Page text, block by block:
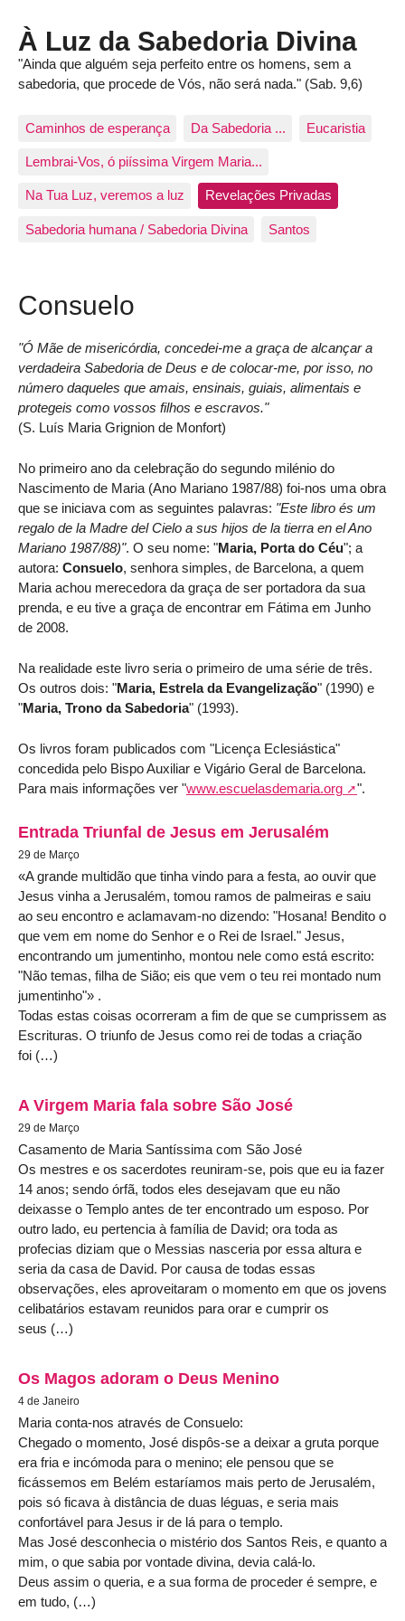
À Luz da Sabedoria Divina
"Ainda que alguém seja perfeito entre os homens, sem a
sabedoria, que procede de Vós, não será nada." (Sab. 9,6)
Caminhos de esperança Da Sabedoria ... Eucaristia
Lembrai-Vos, ó piíssima Virgem Maria...
Na Tua Luz, veremos a luz Revelações Privadas
Sabedoria humana / Sabedoria Divina Santos
Consuelo
"Ó Mãe de misericórdia, concedei-me a graça de alcançar a
verdadeira Sabedoria de Deus e de colocar-me, por isso, no
número daqueles que amais, ensinais, guiais, alimentais e
protegeis como vossos filhos e escravos."
(S. Luís Maria Grignion de Monfort)
No primeiro ano da celebração do segundo milénio do
Nascimento de Maria (Ano Mariano 1987/88) foi-nos uma obra
que se iniciava com as seguintes palavras: "Este libro és um
regalo de la Madre del Cielo a sus hijos de la tierra en el Ano
Mariano 1987/88)". O seu nome: "Maria, Porta do Céu"; a
autora: Consuelo, senhora simples, de Barcelona, a quem
Maria achou merecedora da graça de ser portadora da sua
prenda, e eu tive a graça de encontrar em Fátima em Junho
de 2008.
Na realidade este livro seria o primeiro de uma série de três.
Os outros dois: "Maria, Estrela da Evangelização" (1990) e
"Maria, Trono da Sabedoria" (1993).
Os livros foram publicados com "Licença Eclesiástica"
concedida pelo Bispo Auxiliar e Vigário Geral de Barcelona.
Para mais informações ver "www.escuelasdemaria.org ".
Entrada Triunfal de Jesus em Jerusalém
29 de Março
«A grande multidão que tinha vindo para a festa, ao ouvir que
Jesus vinha a Jerusalém, tomou ramos de palmeiras e saiu
ao seu encontro e aclamavam-no dizendo: "Hosana! Bendito o
que vem em nome do Senhor e o Rei de Israel." Jesus,
encontrando um jumentinho, montou nele como está escrito:
"Não temas, filha de Sião; eis que vem o teu rei montado num
jumentinho"» .
Todas estas coisas ocorreram a fim de que se cumprissem as
Escrituras. O triunfo de Jesus como rei de todas a criação
foi (…)
A Virgem Maria fala sobre São José
29 de Março
Casamento de Maria Santíssima com São José
Os mestres e os sacerdotes reuniram-se, pois que eu ia fazer
14 anos; sendo órfã, todos eles desejavam que eu não
deixasse o Templo antes de ter encontrado um esposo. Por
outro lado, eu pertencia à família de David; ora toda as
profecias diziam que o Messias nasceria por essa altura e
seria da casa de David. Por causa de todas essas
observações, eles aproveitaram o momento em que os jovens
celibatários estavam reunidos para orar e cumprir os
seus (…)
Os Magos adoram o Deus Menino
4 de Janeiro
Maria conta-nos através de Consuelo:
Chegado o momento, José dispôs-se a deixar a gruta porque
era fria e incómoda para o menino; ele pensou que se
ficássemos em Belém estaríamos mais perto de Jerusalém,
pois só ficava à distância de duas léguas, e seria mais
confortável para Jesus ir de lá para o templo.
Mas José desconhecia o mistério dos Santos Reis, e quanto a
mim, o que sabia por vontade divina, devia calá-lo.
Deus assim o queria, e a sua forma de proceder é sempre, e
em tudo, (…)